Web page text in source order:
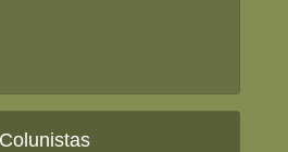
Colunistas